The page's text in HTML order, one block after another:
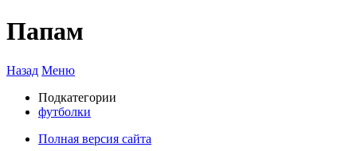
Папам
Назад Меню
Подкатегории
футболки
Полная версия сайта